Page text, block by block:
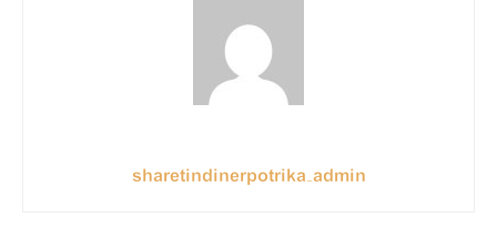
sharetindinerpotrika_admin